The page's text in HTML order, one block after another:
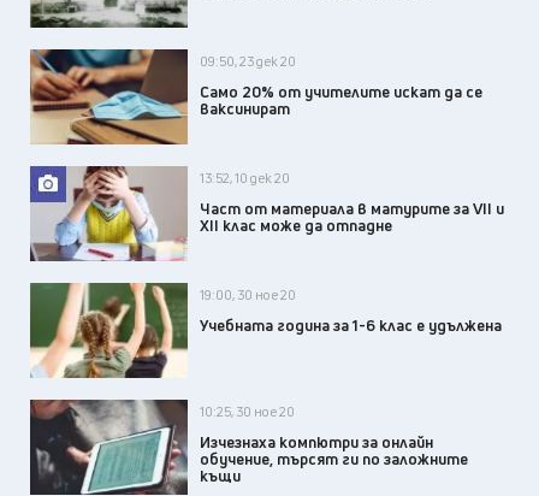
09:50, 23 дек 20
Само 20% от учителите искат да се
ваксинират
13:52, 10 дек 20
Част от материала в матурите за VII и
XII клас може да отпадне
19:00, 30 ное 20
Учебната година за 1-6 клас е удължена
10:25, 30 ное 20
Изчезнаха компютри за онлайн
обучение, търсят ги по заложните
къщи